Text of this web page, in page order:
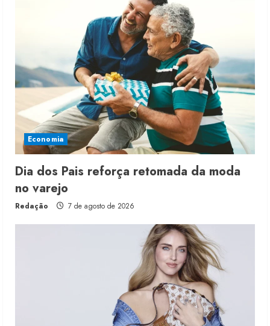
Economia
Dia dos Pais reforça retomada da moda
no varejo
Redação 7 de agosto de 2026